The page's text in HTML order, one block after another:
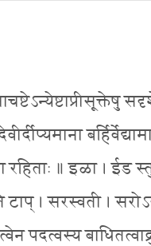
॥ इळा । ईड
। सरस्वती ।
पदत्वस्य